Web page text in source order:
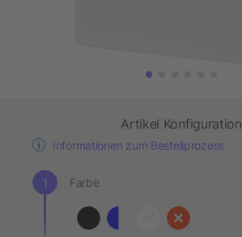
Artikel Konfiguration
Informationen zum Bestellprozess
Farbe